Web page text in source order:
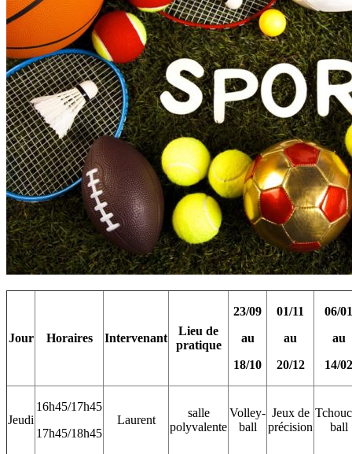
Jour Horaires Intervenant
Lieu de
pratique
23/09
au
18/10
01/11
au
20/12
06/01
au
14/02
Jeudi
16h45/17h45
17h45/18h45
Laurent
salle
polyvalente
Volley-
ball
Jeux de
précision
ball